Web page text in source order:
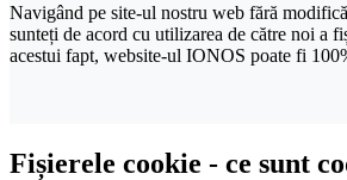
Navigând pe site-ul nostru web fără
sunteți de acord cu utilizarea de către noi a
acestui fapt, website-ul IONOS poate fi
Fișierele cookie - ce sunt